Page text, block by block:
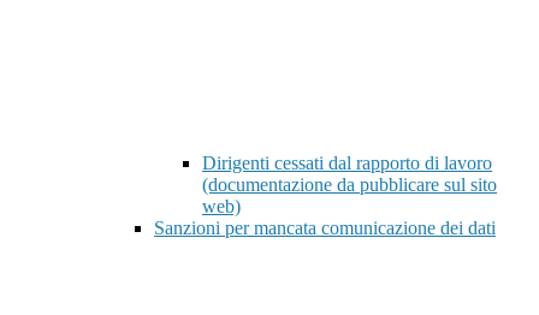
Dirigenti cessati dal rapporto di lavoro
(documentazione da pubblicare sul sito
web)
Sanzioni per mancata comunicazione dei dati